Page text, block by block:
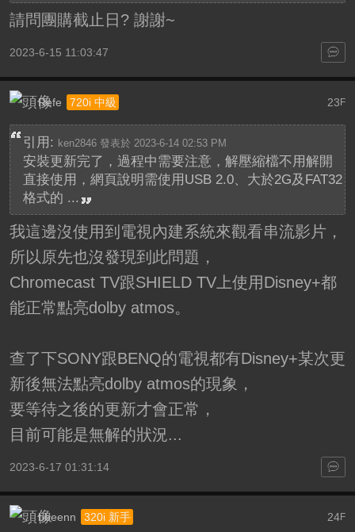
請問團購截止日? 謝謝~
2023-6-15 11:03:47
23 F
Refe 720i 中級
引用: ken2846 發表於 2023-6-14 02:53 PM
安裝更新完了，過程中需要注意，解壓縮檔不用解開
直接使用，網頁說明需使用USB 2.0、大於2G及FAT32
格式的 ...
我這邊沒使用到電視內建系統來觀看串流影片，
所以原先也沒發現到此問題，
Chromecast TV跟SHIELD TV上使用Disney+都
能正常點亮dolby atmos。
查了下SONY跟BENQ的電視都有Disney+某次更
新後無法點亮dolby atmos的現象，
要等待之後的更新才會正常，
目前可能是無解的狀況...
2023-6-17 01:31:14
24F
bbeenn 320i 新手